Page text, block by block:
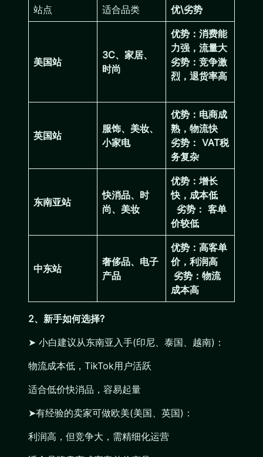
站点 适合品类 优\劣势
美国站
3C、家居、
时尚
优势：消费能
力强，流量大
劣势：竞争激
烈，退货率高
英国站
服饰、美妆、
小家电
优势：电商成
熟，物流快
劣势： VAT税
务复杂
东南亚站
快消品、时
尚、美妆
优势： 增长
快，成本低
劣势： 客单
价较低
中东站
奢侈品、电子
产品
优势： 高客单
价，利润高
劣势： 物流
成本高
2、新手如何选择?
➤ 小白建议从东南亚入手(印尼、泰国、越南)：
物流成本低，TikTok用户活跃
适合低价快消品，容易起量
‌➤有经验的卖家可做欧美(美国、英国)：
利润高，但竞争大，需精细化运营